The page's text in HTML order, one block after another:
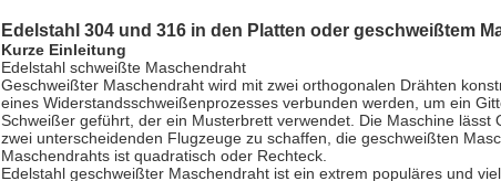
Edelstahl 304 und 316 in den Platten oder geschweißtem
Kurze Einleitung
Edelstahl schweißte Maschendraht
Geschweißter Maschendraht wird mit zwei orthogonalen Drähten
eines Widerstandsschweißenprozesses verbunden werden, um ein
Schweißer geführt, der ein Musterbrett verwendet. Die Maschine
zwei unterscheidenden Flugzeuge zu schaffen, die geschweißten
Maschendrahts ist quadratisch oder Rechteck.
Edelstahl geschweißter Maschendraht ist ein extrem populäres und